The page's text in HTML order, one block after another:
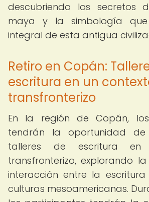
descubriendo los secretos
maya y la simbología
integral de esta antigua
Retiro en Copán:
escritura en un
transfronterizo
En la región de Copán,
tendrán la oportunidad
talleres de escritura en
transfronterizo, explorando
interacción entre la
culturas mesoamericanas.